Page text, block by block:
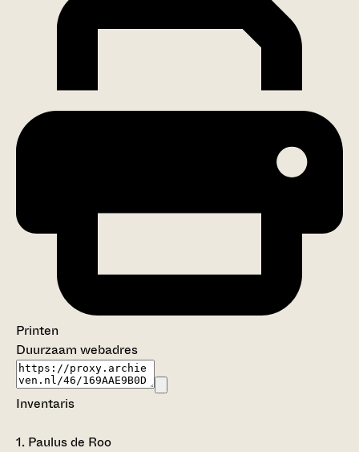
Printen
Duurzaam webadres
Inventaris
1. Paulus de Roo